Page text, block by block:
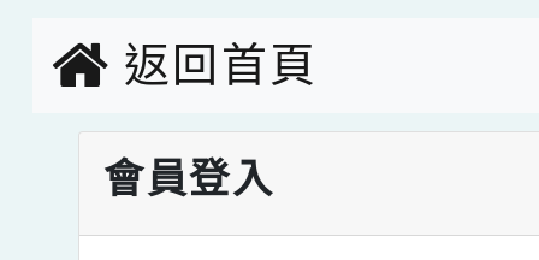
臺灣台語-第二名
市賽榮獲科學小創客佳
返回首頁
會員登入